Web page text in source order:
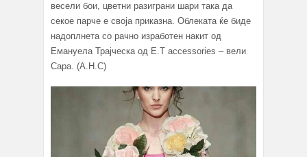
весели бои, цветни разиграни шари така да
секое парче е своја приказна. Облеката ќе биде
надоплнета со рачно изработен накит од
Емануела Трајческа од E.T accessories – вели
Сара. (А.Н.С)